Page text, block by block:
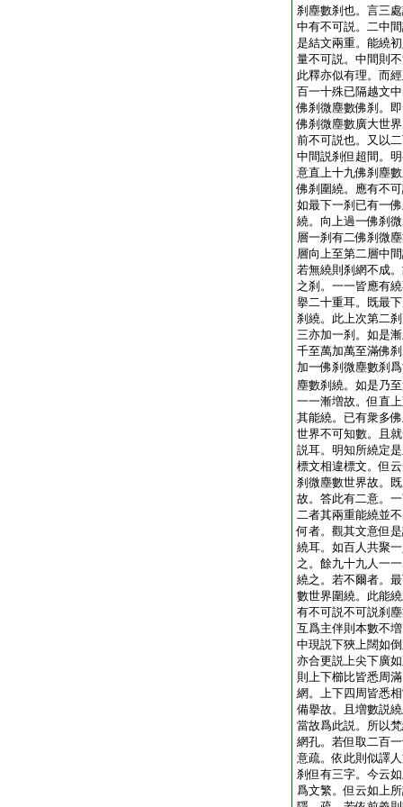
刹塵數刹也。言三
中有不可説。二中
是結文兩重。能繞
量不可説。中間則
此釋亦似有理。而
百一十殊已隔越文
佛刹微塵數佛刹。
佛刹微塵數廣大世
前不可説也。又以
中間説刹但超間。
意直上十九佛刹塵
佛刹圍繞。應有不
如最下一刹已有一
繞。向上過一佛刹
層一刹有二佛刹微
層向上至第二層中
若無繞則刹網不成
之刹。一一皆應有
擧二十重耳。既最
刹繞。此上次第二
三亦加一刹。如是
千至萬加萬至滿佛
加一佛刹微塵數刹
塵數刹繞。如是乃
一一漸増故。但直
其能繞。已有衆多
世界不可知數。且
説耳。明知所繞定
標文相違標文。但
刹微塵數世界故。
故。答此有二意。
二者其兩重能繞並
何者。觀其文意但
繞耳。如百人共聚
之。餘九十九人一
繞之。若不爾者。
數世界圍繞。此能
有不可説不可説刹
互爲主伴則本數不
中現説下狹上闊如
亦合更説上尖下廣
則上下櫛比皆悉周
網。上下四周皆悉
備擧故。且増數説
當故爲此説。所以
網孔。若但取二百
意疏。依此則似譯
刹但有三字。今云
爲文繁。但云如上